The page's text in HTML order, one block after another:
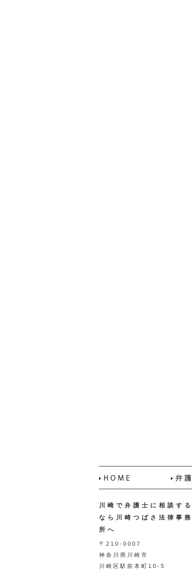
川崎で弁護士に相談する
なら川崎つばさ法律事務
所へ
〒210-0007
神奈川県川崎市
川崎区駅前本町10-5